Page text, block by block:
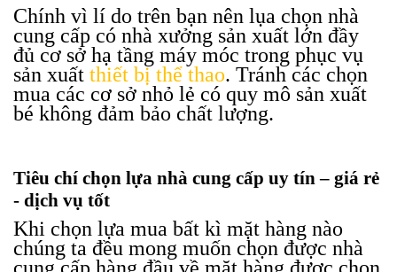
Chính vì lí do trên bạn nên lụa chọn nhà
cung cấp có nhà xưởng sản xuất lớn đầy
đủ cơ sở hạ tầng máy móc trong phục vụ
sản xuất thiết bị thể thao. Tránh các chọn
mua các cơ sở nhỏ lẻ có quy mô sản xuất
bé không đảm bảo chất lượng.
Tiêu chí chọn lựa nhà cung cấp uy tín – giá rẻ
- dịch vụ tốt
Khi chọn lựa mua bất kì mặt hàng nào
chúng ta đều mong muốn chọn được nhà
cung cấp hàng đầu về mặt hàng được chọn